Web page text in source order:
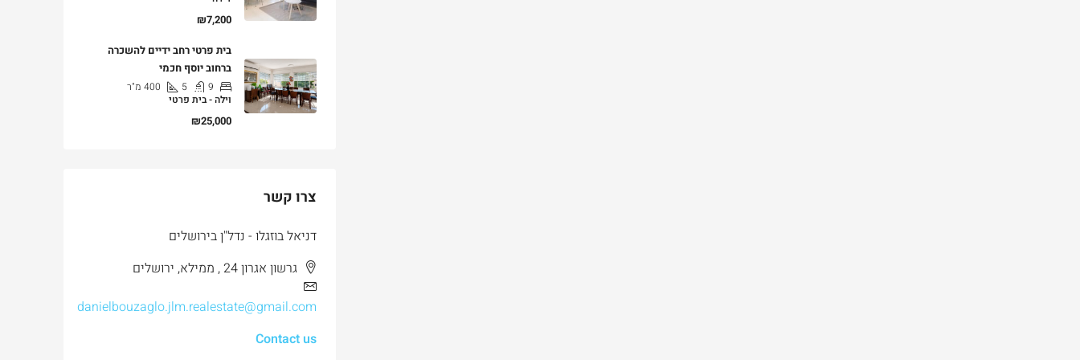
₪7,200
בית פרטי רחב ידיים להשכרה
ברחוב יוסף חכמי
9
5
400 מ"ר
וילה - בית פרטי
₪25,000
צרו קשר
דניאל בוזגלו - נדל"ן בירושלים
גרשון אגרון 24 , ממילא, ירושלים
danielbouzaglo.jlm.realestate@gmail.com
Contact us